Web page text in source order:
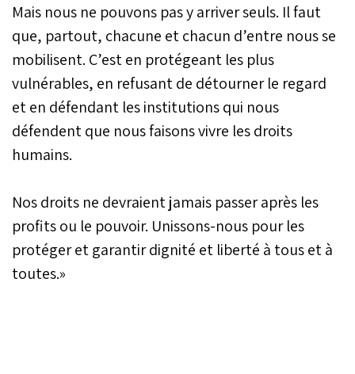
Mais nous ne pouvons pas y arriver seuls. Il faut
que, partout, chacune et chacun d’entre nous se
mobilisent. C’est en protégeant les plus
vulnérables, en refusant de détourner le regard
et en défendant les institutions qui nous
défendent que nous faisons vivre les droits
humains.
Nos droits ne devraient jamais passer après les
profits ou le pouvoir. Unissons-nous pour les
protéger et garantir dignité et liberté à tous et à
toutes.»